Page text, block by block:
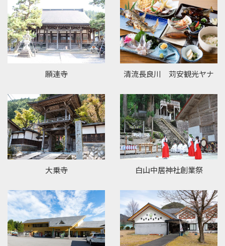
願連寺 清流長良川 苅安観光ヤナ
大乗寺 白山中居神社創業祭